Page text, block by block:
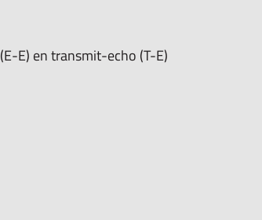
sonde,zie onder)
E) en transmit-echo (T-E)